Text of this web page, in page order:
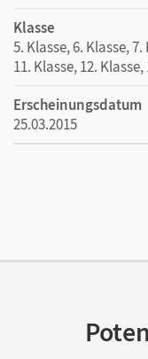
Klasse
5. Klasse, 6. Klasse,
11. Klasse, 12.
Erscheinungsdatum
25.03.2015